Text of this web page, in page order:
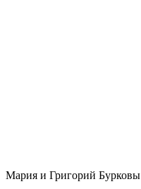
Мария и Григорий Бурковы